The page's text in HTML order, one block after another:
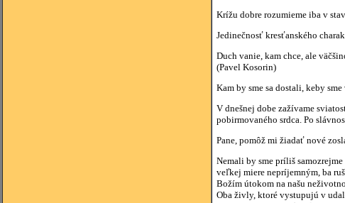
Krížu dobre rozumieme iba v
Jedinečnosť kresťanského
Duch vanie, kam chce, ale
(Pavel Kosorin)
Kam by sme sa dostali, keby
V dnešnej dobe zažívame
pobirmovaného srdca. Po
Pane, pomôž mi žiadať nové
Nemali by sme príliš
veľkej miere nepríjemným, ba
Božím útokom na našu
Oba živly, ktoré vystupujú v